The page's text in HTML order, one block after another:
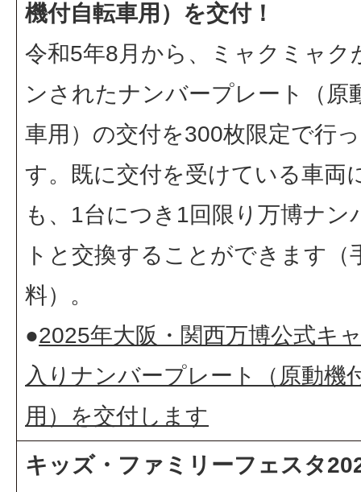
機付自転車用）を交付！
令和5年8月から、ミャクミャク
ンされたナンバープレート（原
車用）の交付を300枚限定で行
す。既に交付を受けている車両
も、1台につき1回限り万博ナン
トと交換することができます（
料）。
●2025年大阪・関西万博公式キ
入りナンバープレート（原動機
用）を交付します
キッズ・ファミリーフェスタ